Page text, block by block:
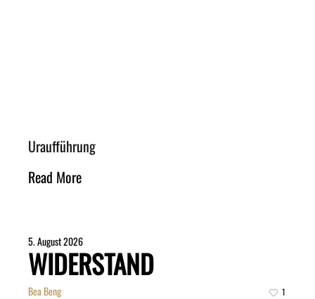
Uraufführung
Read More
5. August 2026
WIDERSTAND
Bea Beng 1